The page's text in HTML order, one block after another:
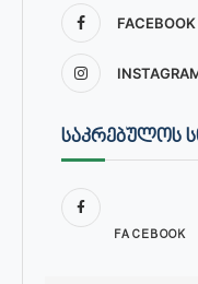
FACEBOOK
ᲡᲐᲙᲠᲔᲑᲣᲚᲝᲡ
FACEBOOK